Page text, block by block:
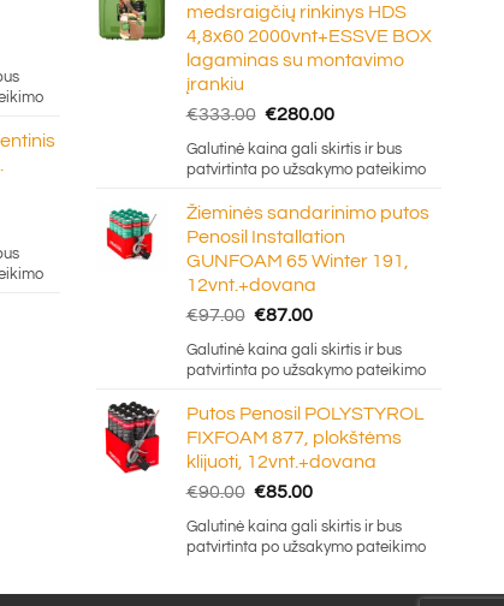
medsraigčių rinkinys HDS
4,8x60 2000vnt+ESSVE BOX
lagaminas su montavimo
įrankiu
€333.00 Original
price
was:
€280.00Current
price
is:
Galutinė kaina gali skirtis ir bus
patvirtinta po užsakymo pateikimo
Žieminės sandarinimo putos
Penosil Installation
GUNFOAM 65 Winter 191,
12vnt.+dovana
€97.00 Original
price
was:
€87.00Current
price
is:
Galutinė kaina gali skirtis ir bus
patvirtinta po užsakymo pateikimo
Putos Penosil POLYSTYROL
FIXFOAM 877, plokštėms
klijuoti, 12vnt.+dovana
€90.00 Original
price
was:
€85.00Current
price
is:
Galutinė kaina gali skirtis ir bus
patvirtinta po užsakymo pateikimo